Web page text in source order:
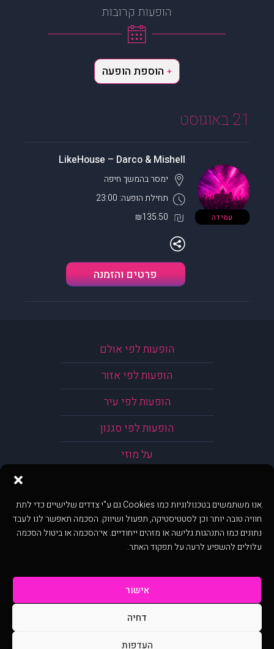
אנו משתמשים בטכנולוגיות כמו Cookies גם ע"י צדדים שלישיים כדי לתת
חוויה טובה יותר וכן לסטטיסטיקה, תפעול ושיווק. הסכמה תאפשר לנו לעבד
נתונים כמו התנהגות גלישה או מזהים ייחודיים. אי־הסכמה או ביטול הסכמה
עלולים להשפיע לרעה על תפקוד האתר.
אישור
דחיה
העדפות
הופעות קרובות
+ הוספת הופעה
21 באוגוסט
עמידה
LikeHouse – Darco & Mishell
תחילת הופעה: 23:00
ימסר בהמשך חיפה
₪135.50
פרטים והזמנה
הופעות לפי אולם
הופעות לפי אזור
הופעות לפי עיר
הופעות לפי סגנון
על מוזי